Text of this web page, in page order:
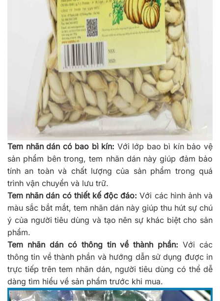
Tem nhãn dán có bao bì kín: Với lớp bao bì kín bảo vệ
sản phẩm bên trong, tem nhãn dán này giúp đảm bảo
tính an toàn và chất lượng của sản phẩm trong quá
trình vận chuyển và lưu trữ.
Tem nhãn dán có thiết kế độc đáo: Với các hình ảnh và
màu sắc bắt mắt, tem nhãn dán này giúp thu hút sự chú
ý của người tiêu dùng và tạo nên sự khác biệt cho sản
phẩm.
Tem nhãn dán có thông tin về thành phần: Với các
thông tin về thành phần và hướng dẫn sử dụng được in
trực tiếp trên tem nhãn dán, người tiêu dùng có thể dễ
dàng tìm hiểu về sản phẩm trước khi mua.